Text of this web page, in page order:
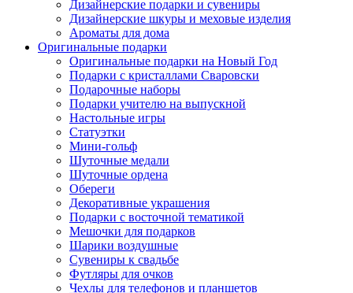
Дизайнерские подарки и сувениры
Дизайнерские шкуры и меховые изделия
Ароматы для дома
Оригинальные подарки
Оригинальные подарки на Новый Год
Подарки с кристаллами Сваровски
Подарочные наборы
Подарки учителю на выпускной
Настольные игры
Статуэтки
Мини-гольф
Шуточные медали
Шуточные ордена
Обереги
Декоративные украшения
Подарки с восточной тематикой
Мешочки для подарков
Шарики воздушные
Сувениры к свадьбе
Футляры для очков
Чехлы для телефонов и планшетов